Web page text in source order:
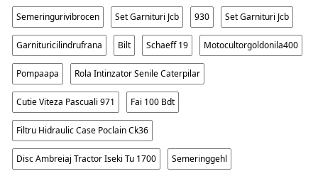
Semeringurivibrocen Set Garnituri Jcb 930 Set Garnituri Jcb
Garnituricilindrufrana Bilt Schaeff 19 Motocultorgoldonila400
Pompaapa Rola Intinzator Senile Caterpilar
Cutie Viteza Pascuali 971 Fai 100 Bdt
Filtru Hidraulic Case Poclain Ck36
Disc Ambreiaj Tractor Iseki Tu 1700 Semeringgehl